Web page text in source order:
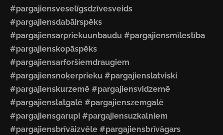
#pargajiensveselīgsdzīvesveids
#pargajiensdabāirspēks
#pargajiensarpriekuunbaudu #pargajiensmīlestība
#pargajienskopāspēks
#pargajiensarforšiemdraugiem
#pargajiensnoķerprieku #pargajienslatviski
#pargajienskurzemē #pargajiensvidzemē
#pargajienslatgalē #pargajienszemgalē
#pargajiensgarupi #pargajiensuzkalniem
#pargajiensbrīvāizvēle #pargajiensbrīvāgars